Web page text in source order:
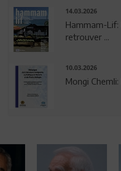
14.03.2026
Hammam-Lif:
retrouver ...
10.03.2026
Mongi